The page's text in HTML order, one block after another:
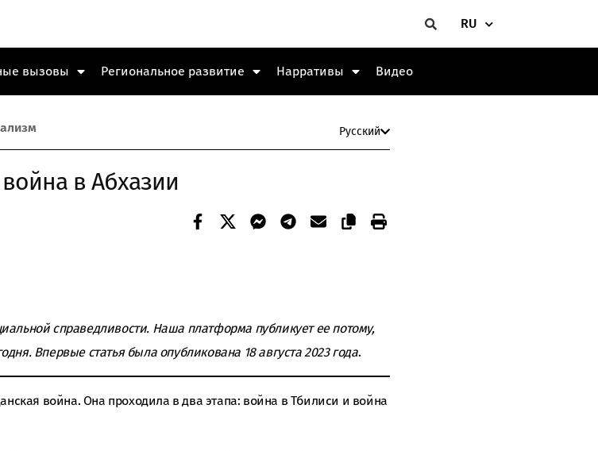
RU
вызовы Региональное развитие Нарративы Видео
Русский
война в Абхазии
справедливости. Наша платформа публикует ее потому,
Впервые статья была опубликована 18 августа 2023 года.
война. Она проходила в два этапа: война в Тбилиси и война